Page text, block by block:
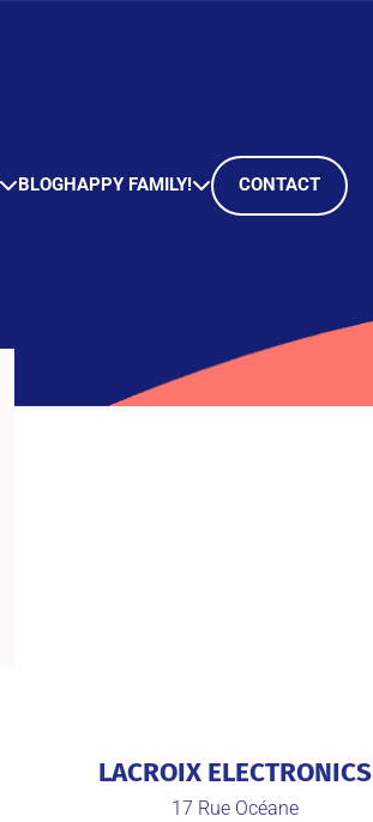
BLOGHAPPY FAMILY! CONTACT
LACROIX ELECTRONICS
17 Rue Océane